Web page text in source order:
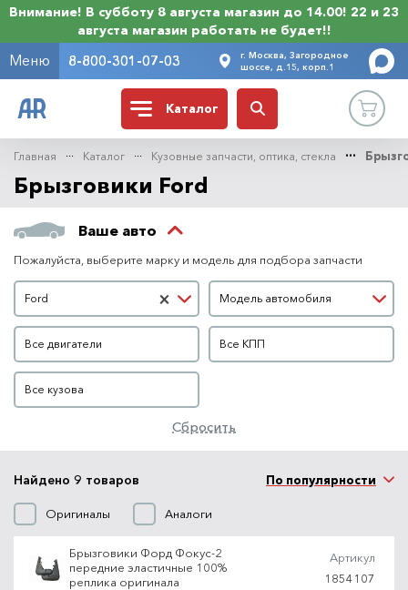
Внимание! В субботу 8 августа магазин до 14.00! 22 и 23
августа магазин работать не будет!!
Меню 8-800-301-07-03
г. Москва, Загородное
шоссе, д.15, корп.1
Каталог
Главная Каталог Кузовные запчасти, оптика, стекла
Брызговики Ford
Ваше авто
Пожалуйста, выберите марку и модель для подбора запчасти
Марка автомобиля
×
Ford
Модель автомобиля
Модель автомобиля
Двигатель
Все двигатели
КПП
Все КПП
Кузов
Все кузова
Сбросить
Найдено 9 товаров
Оригиналы Аналоги
По популярности
Брызговики Форд Фокус-2
передние эластичные 100%
реплика оригинала
Артикул
1854107